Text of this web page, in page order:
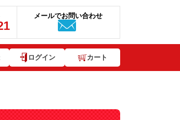
メールでお問い合わせ
ログイン カート